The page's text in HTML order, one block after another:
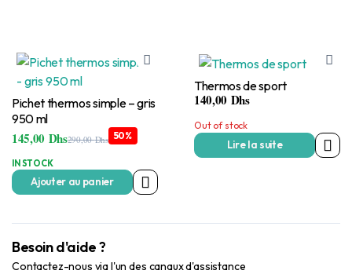
Pichet thermos simple – gris
950 ml
290,00Dhs
Le
prix
initial
était :
290,00 Dhs.
145,00 Dhs
Le
prix
actuel
est :
145,00 Dhs.
50%
IN STOCK
Ajouter au panier
Thermos de sport
140,00 Dhs
Out of stock
Lire la suite
Besoin d'aide ?
Contactez-nous via l'un des canaux d'assistance